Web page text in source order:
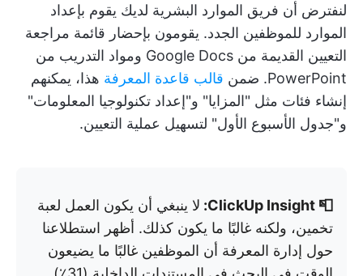
لنفترض أن فريق الموارد البشرية لديك يقوم بإعداد
الموارد للموظفين الجدد. يقومون بإحضار قائمة مراجعة
التعيين القديمة من Google Docs ومواد التدريب من
PowerPoint. ضمن
قالب قاعدة المعرفة هذا، يمكنهم
إنشاء فئات مثل "المزايا" و"إعداد تكنولوجيا المعلومات"
و"جدول الأسبوع الأول" لتسهيل عملية التعيين.
📮 ClickUp Insight:
لا ينبغي أن يكون العمل لعبة
تخمين، ولكنه غالبًا ما يكون كذلك. أظهر استطلاعنا
حول إدارة المعرفة أن الموظفين غالبًا ما يضيعون